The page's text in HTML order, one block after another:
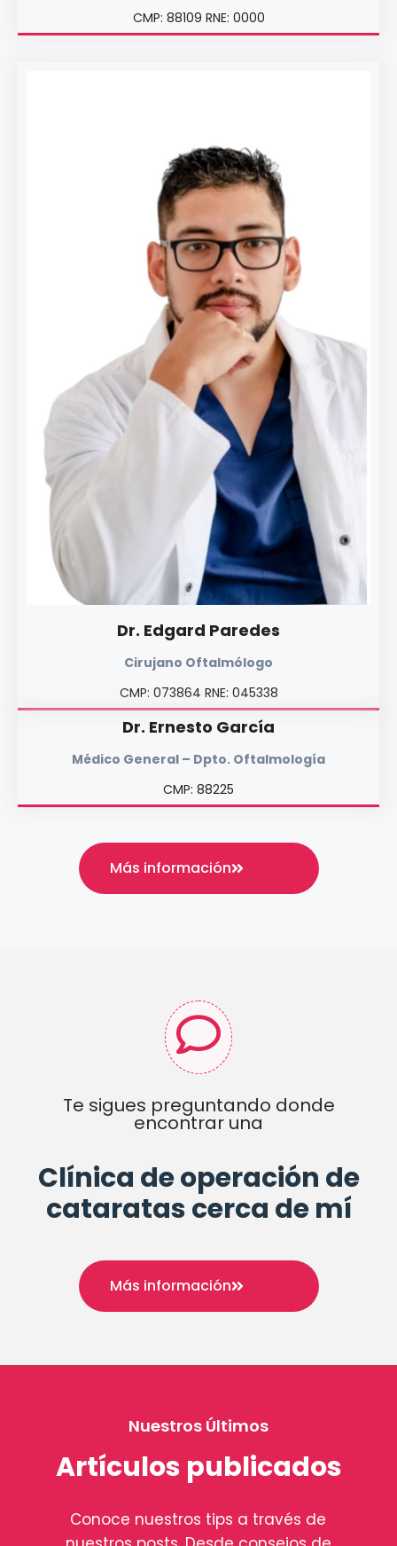
CMP: 88109 RNE: 0000
Dr. Edgard Paredes
Cirujano Oftalmólogo
CMP: 073864 RNE: 045338
Dr. Ernesto García
Médico General – Dpto. Oftalmología
CMP: 88225
Más información
Te sigues preguntando donde
encontrar una
Clínica de operación de
cataratas cerca de mí
Más información
Nuestros Últimos
Artículos publicados
Conoce nuestros tips a través de